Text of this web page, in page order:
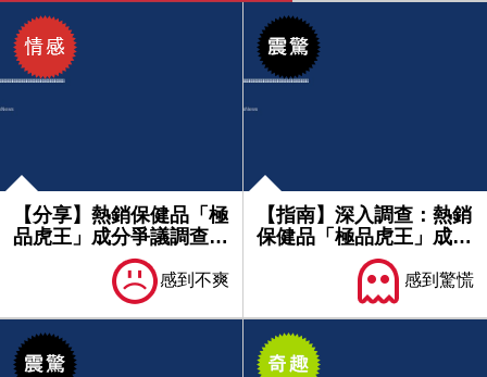
【分享】熱銷保健品「極
品虎王」成分爭議調查：
感到不爽
【指南】深入調查：熱銷
保健品「極品虎王」成分
感到驚慌